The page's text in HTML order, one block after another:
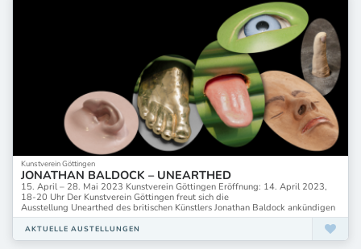
Kunstverein Göttingen
JONATHAN BALDOCK – UNEARTHED
15. April – 28. Mai 2023 Kunstverein Göttingen Eröffnung: 14. April 2023,
18-20 Uhr Der Kunstverein Göttingen freut sich die
Ausstellung Unearthed des britischen Künstlers Jonathan Baldock ankündigen
AKTUELLE AUSTELLUNGEN